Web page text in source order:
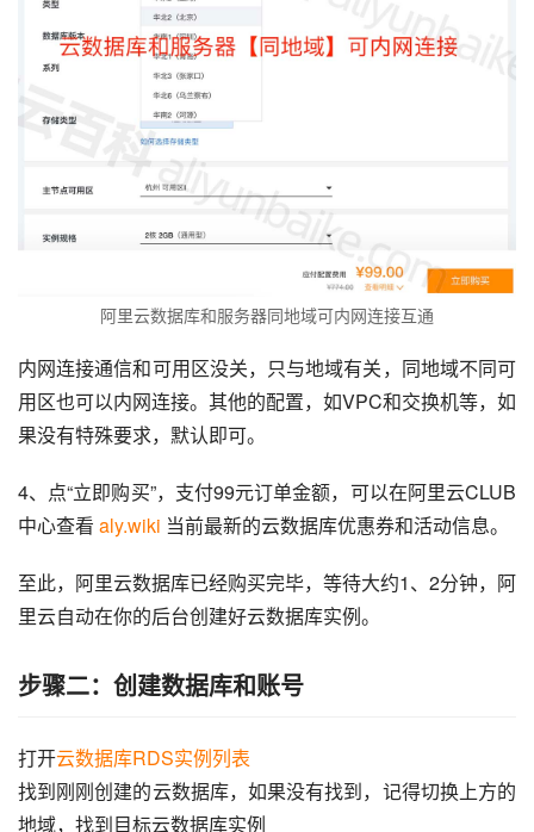
阿里云数据库和服务器同地域可内网连接互通
内网连接通信和可用区没关，只与地域有关，同地域不同可
用区也可以内网连接。其他的配置，如VPC和交换机等，如
果没有特殊要求，默认即可。
4、点“立即购买”，支付99元订单金额，可以在阿里云CLUB
中心查看 aly.wiki 当前最新的云数据库优惠券和活动信息。
至此，阿里云数据库已经购买完毕，等待大约1、2分钟，阿
里云自动在你的后台创建好云数据库实例。
步骤二：创建数据库和账号
打开云数据库RDS实例列表
找到刚刚创建的云数据库，如果没有找到，记得切换上方的
地域，找到目标云数据库实例